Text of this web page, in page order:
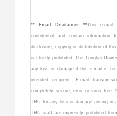
** Email Disclaimer **This e-mail
confidential and contain information
disclosure, copying or distribution of
is strictly prohibited. The Tunghai
any loss or damage if this e-mail is
intended recipient. E-mail
completely secure, error or virus free.
THU for any loss or damage arising in
THU staff are expressly prohibited